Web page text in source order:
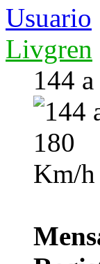
Livgren
144